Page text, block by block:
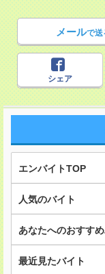
メールで送
シェア
エンバイトTOP
人気のバイト
あなたへのおすす
最近見たバイト